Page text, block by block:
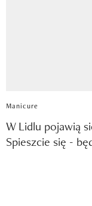
Manicure
W Lidlu pojawią
Spieszcie się -